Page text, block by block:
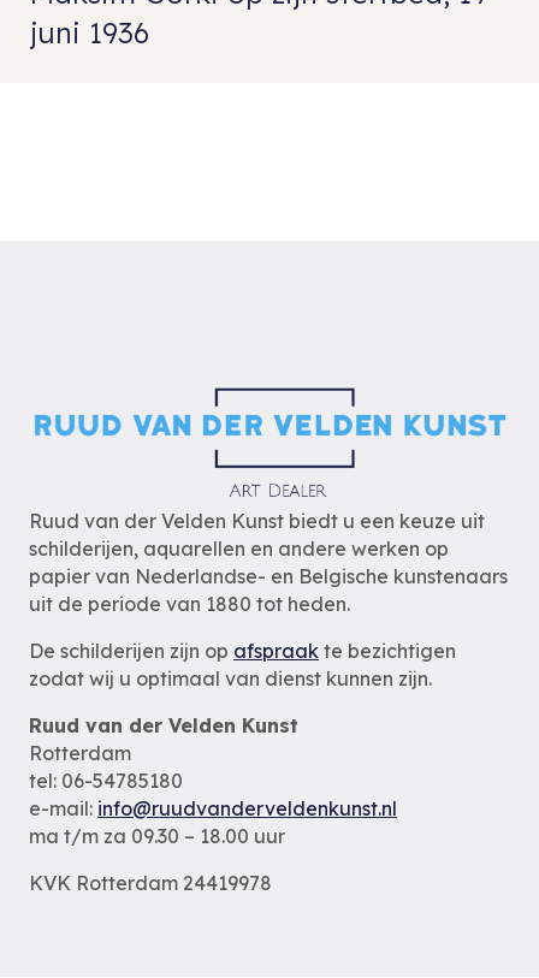
juni 1936
Ruud van der Velden Kunst biedt u een keuze uit
schilderijen, aquarellen en andere werken op
papier van Nederlandse- en Belgische kunstenaars
uit de periode van 1880 tot heden.
De schilderijen zijn op afspraak te bezichtigen
zodat wij u optimaal van dienst kunnen zijn.
Ruud van der Velden Kunst
Rotterdam
tel: 06-54785180
e-mail: info@ruudvanderveldenkunst.nl
ma t/m za 09.30 – 18.00 uur
KVK Rotterdam 24419978